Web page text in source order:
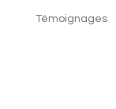
Témoignages